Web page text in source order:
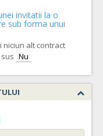
invitatii la o
sub forma unui
alt contract
Nu